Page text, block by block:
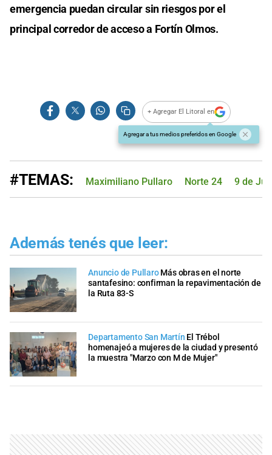
emergencia puedan circular sin riesgos por el
principal corredor de acceso a Fortín Olmos.
+ Agregar El Litoral en
Agregar a tus medios preferidos en Google
#TEMAS: Maximiliano Pullaro Norte 24 9 de
Además tenés que leer:
Anuncio de Pullaro Más obras en el norte
santafesino: confirman la repavimentación de
la Ruta 83-S
Departamento San Martín El Trébol
homenajeó a mujeres de la ciudad y presentó
la muestra "Marzo con M de Mujer"